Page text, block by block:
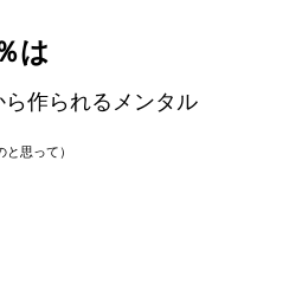
は
作られるメンタル
と思って）